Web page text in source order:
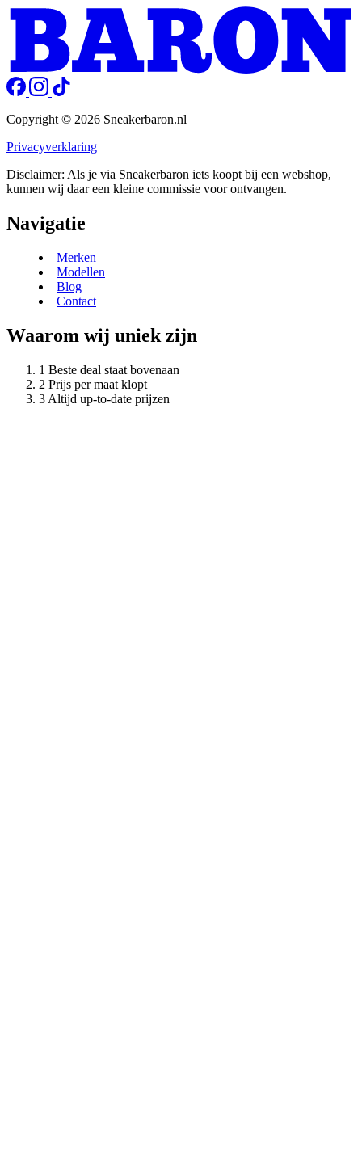
Copyright © 2026 Sneakerbaron.nl
Privacyverklaring
Disclaimer: Als je via Sneakerbaron iets koopt bij een webshop,
kunnen wij daar een kleine commissie voor ontvangen.
Navigatie
Merken
Modellen
Blog
Contact
Waarom wij uniek zijn
Beste deal staat bovenaan
Prijs per maat klopt
Altijd up-to-date prijzen